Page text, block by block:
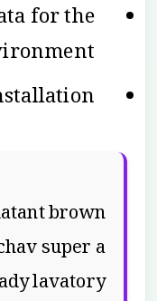
for the
brown
super a
lavatory